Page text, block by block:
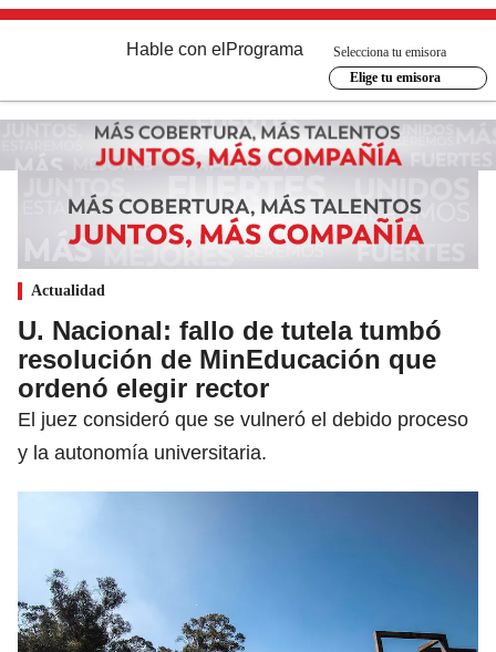
Hable con el Programa
Selecciona tu emisora
Elige tu emisora
Actualidad
U. Nacional: fallo de tutela tumbó
resolución de MinEducación que
ordenó elegir rector
El juez consideró que se vulneró el debido proceso
y la autonomía universitaria.